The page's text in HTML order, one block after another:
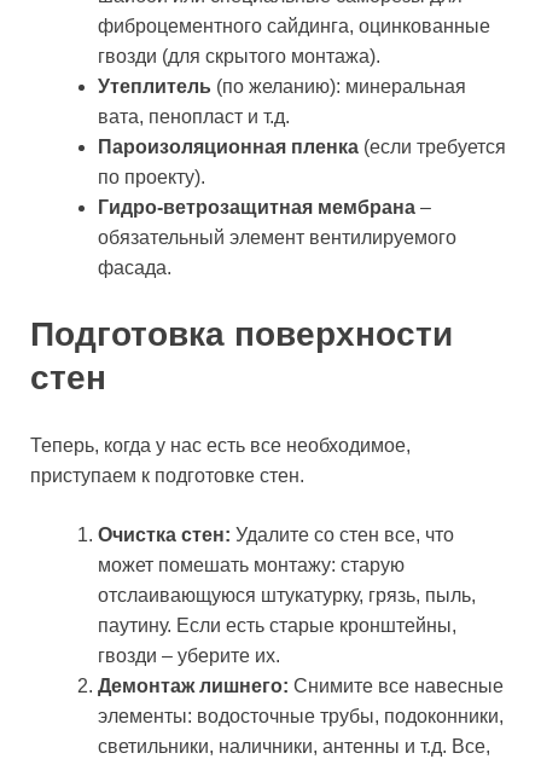
фиброцементного сайдинга, оцинкованные
гвозди (для скрытого монтажа).
Утеплитель (по желанию): минеральная
вата, пенопласт и т.д.
Пароизоляционная пленка (если требуется
по проекту).
Гидро-ветрозащитная мембрана –
обязательный элемент вентилируемого
фасада.
Подготовка поверхности
стен
Теперь, когда у нас есть все необходимое,
приступаем к подготовке стен.
Очистка стен: Удалите со стен все, что
может помешать монтажу: старую
отслаивающуюся штукатурку, грязь, пыль,
паутину. Если есть старые кронштейны,
гвозди – уберите их.
Демонтаж лишнего: Снимите все навесные
элементы: водосточные трубы, подоконники,
светильники, наличники, антенны и т.д. Все,